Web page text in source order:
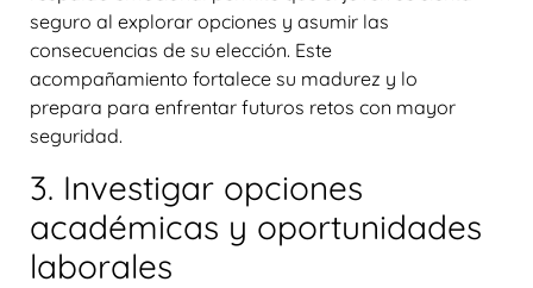
seguro al explorar opciones y asumir las
consecuencias de su elección. Este
acompañamiento fortalece su madurez y lo
prepara para enfrentar futuros retos con mayor
seguridad.
3. Investigar opciones
académicas y oportunidades
laborales